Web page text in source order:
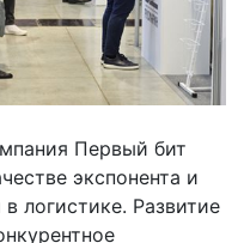
Первый бит
экспонента и
логистике. Развитие